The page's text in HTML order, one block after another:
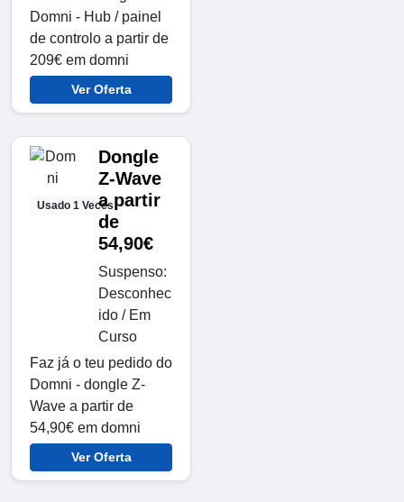
Domni - Hub / painel
de controlo a partir de
209€ em domni
Ver Oferta
Usado 1 Veces
Dongle
Z-Wave
a partir
de
54,90€
Suspenso:
Desconhec
ido / Em
Curso
Faz já o teu pedido do
Domni - dongle Z-
Wave a partir de
54,90€ em domni
Ver Oferta